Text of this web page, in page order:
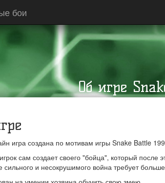
бои
Об игре
игра создана по мотивам игры Snake Battle
сам создает своего "бойца", который после
сильного и несокрушимого война требует